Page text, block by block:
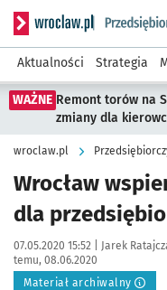
Serwis informacyjny
Aktualności Strategia
WAŻNE Remont torów na
zmiany dla
wroclaw.pl
Wrocław
dla
Data publikacji:
07.05.2020 15:52 | Autor:
Jarek
temu, 08.06.2020
Materiał archiwalny